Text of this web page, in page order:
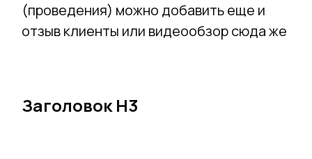
(проведения) можно добавить еще и
отзыв клиенты или видеообзор сюда же
Заголовок Н3